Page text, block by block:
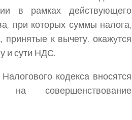
в рамках действующего
при которых суммы налога,
к вычету, окажутся
и сути НДС.
кодекса вносятся
совершенствование